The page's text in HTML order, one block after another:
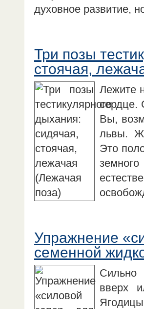
духовное развитие,
Три позы
стоячая,
Лежите
сердце.
Вы,
львы.
Это
Упражнение
семенной
Сильно
вверх